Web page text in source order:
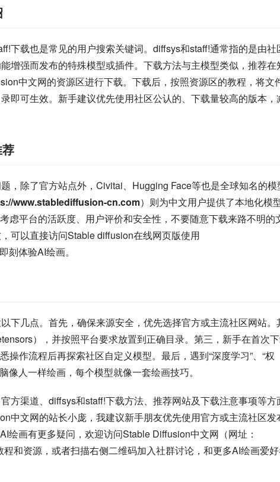
下载也是常见的用户搜索关键词。diffsys和staff!通常指的是由社
增强而发布的特殊模型或插件。下载方法与主模型类似，推荐在
中文网的资源区进行下载。下载后，按照资源区的教程，将文
即可生效。新手建议优先使用社区公认的、下载量较高的版本，
，除了官方站点外，Civitai、Hugging Face等也是全球知名的模
www.stablediffusion-cn.com）则为中文用户提供了本地化模
虑平台的活跃度、用户评价和安全性，不要随意下载来路不明的
可以直接访问Stable diffusion在线网页版使用
刻体验AI绘画。
下几点。首先，确保来源安全，优先选择官方或主流社区网站。
），并按照平台要求放置到正确目录。第三，新手在首次
作流程后再探索社区自定义模型。最后，遇到“深度学习”、“权
像人一样绘画，每个模型就像一套绘画技巧。
方渠道、diffsys和staff!下载方法、推荐网站及下载注意事项等方
中文网的站长小庞，我建议新手朋友优先使用官方或主流社区发
绘画有更多疑问，欢迎访问Stable Diffusion中文网（网址：
和资源，或者扫描右侧二维码加入社群讨论，和更多AI绘画爱